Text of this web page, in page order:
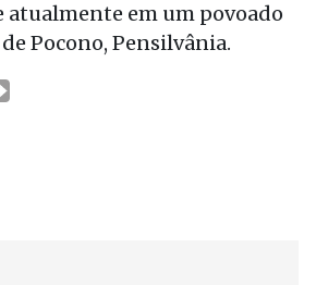
atualmente em um povoado
Pocono, Pensilvânia.